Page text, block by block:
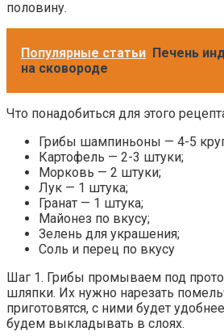
половину.
Популярные статьи Печень
на сковороде
Что понадобиться для этого
Грибы шампиньоны — 4-5
Картофель — 2-3 штуки;
Морковь — 2 штуки;
Лук — 1 штука;
Гранат — 1 штука;
Майонез по вкусу;
Зелень для украшения;
Соль и перец по вкусу
Шаг 1. Грибы промываем под
шляпки. Их нужно нарезать
приготовятся, с ними будет
будем выкладывать в слоях.